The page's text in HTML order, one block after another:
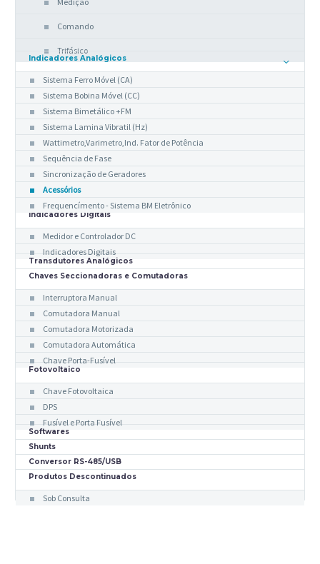
Comando
Trifásico
Indicadores Analógicos
Sistema Ferro Móvel (CA)
Sistema Bobina Móvel (CC)
Sistema Bimetálico +FM
Sistema Lamina Vibratil (Hz)
Wattimetro,Varimetro,Ind. Fator de Potência
Sequência de Fase
Sincronização de Geradores
Acessórios
Frequencímento - Sistema BM Eletrônico
Indicadores Digitais
Medidor e Controlador DC
Indicadores Digitais
Transdutores Analógicos
Chaves Seccionadoras e Comutadoras
Interruptora Manual
Comutadora Manual
Comutadora Motorizada
Comutadora Automática
Chave Porta-Fusível
Fotovoltaico
Chave Fotovoltaica
DPS
Fusível e Porta Fusível
Softwares
Shunts
Conversor RS-485/USB
Produtos Descontinuados
Sob Consulta